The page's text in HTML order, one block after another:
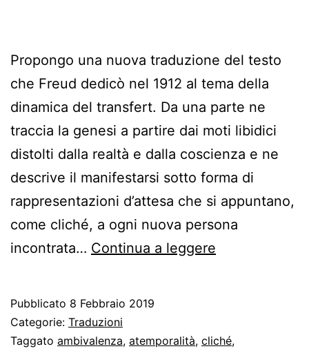
Propongo una nuova traduzione del testo
che Freud dedicò nel 1912 al tema della
dinamica del transfert. Da una parte ne
traccia la genesi a partire dai moti libidici
distolti dalla realtà e dalla coscienza e ne
descrive il manifestarsi sotto forma di
rappresentazioni d’attesa che si appuntano,
come cliché, a ogni nuova persona
incontrata… Continua a leggere
secondo
Pubblicato 8 Febbraio 2019
Categorie: Traduzioni
Taggato ambivalenza, atemporalità, cliché,